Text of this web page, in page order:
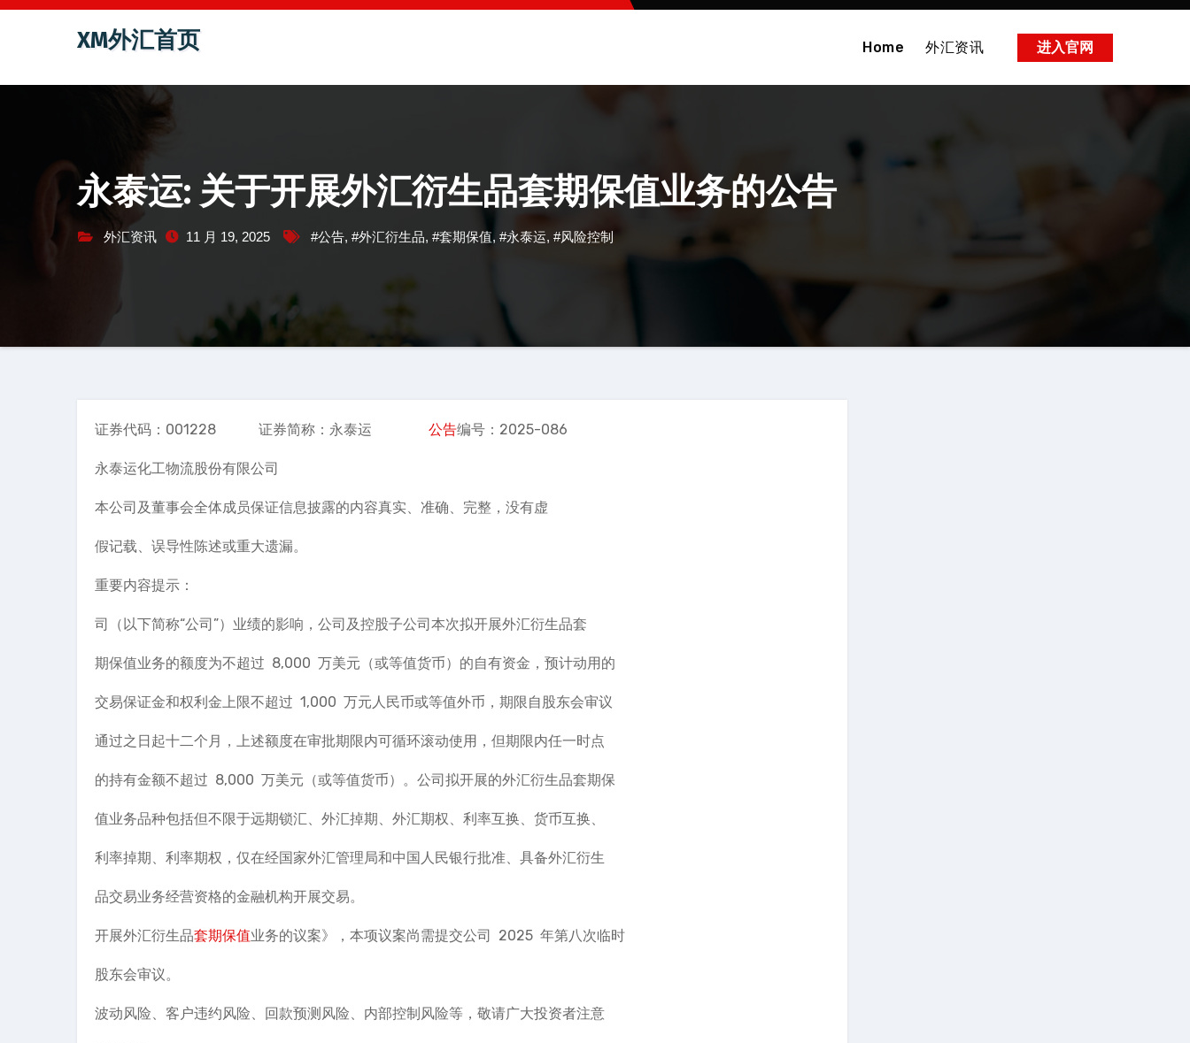
跳
容
XM外汇首页 Home 外汇资讯 进入官网
永泰运: 关于开展外汇衍生品套期保值业务的公告
外汇资讯 11 月 19, 2025 #公告, #外汇衍生品, #套期保值, #永泰运, #风险控制
证券代码：001228 证券简称：永泰运 公告编号：2025-086
永泰运化工物流股份有限公司
本公司及董事会全体成员保证信息披露的内容真实、准确、完整，没有虚
假记载、误导性陈述或重大遗漏。
重要内容提示：
司（以下简称“公司”）业绩的影响，公司及控股子公司本次拟开展外汇衍生品套
期保值业务的额度为不超过 8,000 万美元（或等值货币）的自有资金，预计动用的
交易保证金和权利金上限不超过 1,000 万元人民币或等值外币，期限自股东会审议
通过之日起十二个月，上述额度在审批期限内可循环滚动使用，但期限内任一时点
的持有金额不超过 8,000 万美元（或等值货币）。公司拟开展的外汇衍生品套期保
值业务品种包括但不限于远期锁汇、外汇掉期、外汇期权、利率互换、货币互换、
利率掉期、利率期权，仅在经国家外汇管理局和中国人民银行批准、具备外汇衍生
品交易业务经营资格的金融机构开展交易。
开展外汇衍生品套期保值业务的议案》，本项议案尚需提交公司 2025 年第八次临时
股东会审议。
波动风险、客户违约风险、回款预测风险、内部控制风险等，敬请广大投资者注意